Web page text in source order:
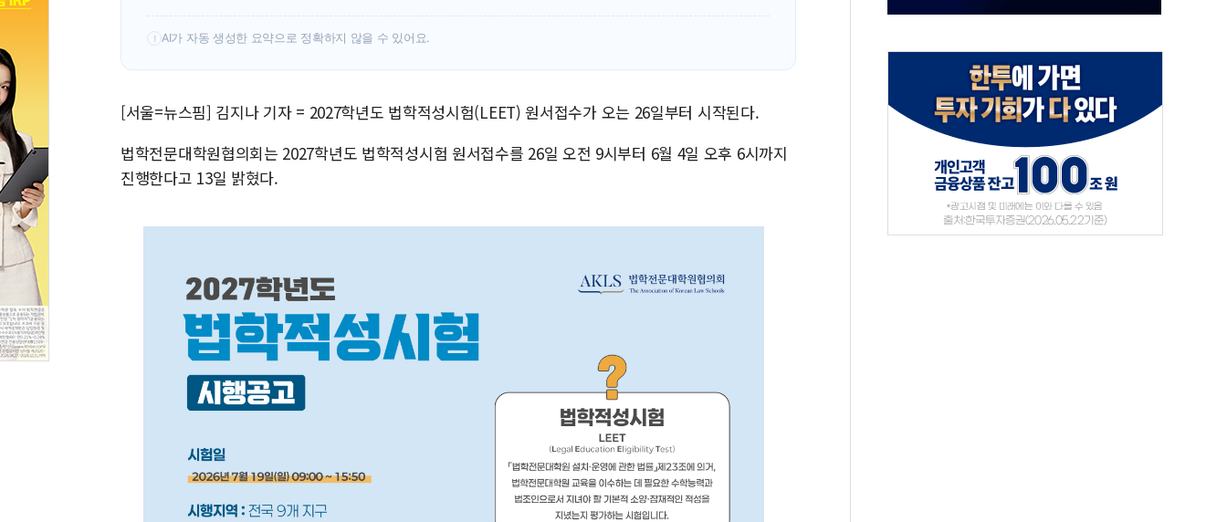
! AI가 자동 생성한 요약으로 정확하지 않을 수 있어요.
[서울=뉴스핌] 김지나 기자 = 2027학년도 법학적성시험(LEET) 원서접수가 오는 26일부터 시작된다.
법학전문대학원협의회는 2027학년도 법학적성시험 원서접수를 26일 오전 9시부터 6월 4일 오후 6시까지
진행한다고 13일 밝혔다.